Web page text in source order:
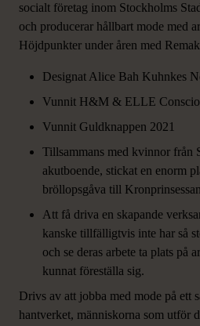
socialt företag inom Stockholms
och producerar hållbart mode med
Höjdpunkter under åren med
Designat Alice Bah Kuhnkes
Vunnit H&M & ELLE
Vunnit Guldknappen 2021
Tillsammans med kvinnor från
akutboende, stickat en enorm
bröllopsgåva till
Att få driva en skapande
kanske tillfälligtvis inte har så
och se deras arbete ta plats på
kunnat föreställa sig.
Drivs av att jobba med mode på ett
hantverket, människorna som utför